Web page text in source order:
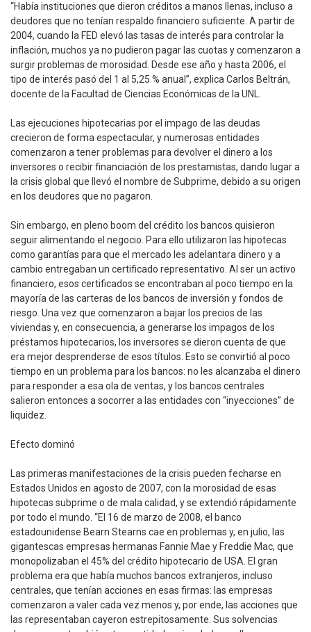
“Había instituciones que dieron créditos a manos llenas, incluso a
deudores que no tenían respaldo financiero suficiente. A partir de
2004, cuando la FED elevó las tasas de interés para controlar la
inflación, muchos ya no pudieron pagar las cuotas y comenzaron a
surgir problemas de morosidad. Desde ese año y hasta 2006, el
tipo de interés pasó del 1 al 5,25 % anual”, explica Carlos Beltrán,
docente de la Facultad de Ciencias Económicas de la UNL.
Las ejecuciones hipotecarias por el impago de las deudas
crecieron de forma espectacular, y numerosas entidades
comenzaron a tener problemas para devolver el dinero a los
inversores o recibir financiación de los prestamistas, dando lugar a
la crisis global que llevó el nombre de Subprime, debido a su origen
en los deudores que no pagaron.
Sin embargo, en pleno boom del crédito los bancos quisieron
seguir alimentando el negocio. Para ello utilizaron las hipotecas
como garantías para que el mercado les adelantara dinero y a
cambio entregaban un certificado representativo. Al ser un activo
financiero, esos certificados se encontraban al poco tiempo en la
mayoría de las carteras de los bancos de inversión y fondos de
riesgo. Una vez que comenzaron a bajar los precios de las
viviendas y, en consecuencia, a generarse los impagos de los
préstamos hipotecarios, los inversores se dieron cuenta de que
era mejor desprenderse de esos títulos. Esto se convirtió al poco
tiempo en un problema para los bancos: no les alcanzaba el dinero
para responder a esa ola de ventas, y los bancos centrales
salieron entonces a socorrer a las entidades con “inyecciones” de
liquidez.
Efecto dominó
Las primeras manifestaciones de la crisis pueden fecharse en
Estados Unidos en agosto de 2007, con la morosidad de esas
hipotecas subprime o de mala calidad, y se extendió rápidamente
por todo el mundo. “El 16 de marzo de 2008, el banco
estadounidense Bearn Stearns cae en problemas y, en julio, las
gigantescas empresas hermanas Fannie Mae y Freddie Mac, que
monopolizaban el 45% del crédito hipotecario de USA. El gran
problema era que había muchos bancos extranjeros, incluso
centrales, que tenían acciones en esas firmas: las empresas
comenzaron a valer cada vez menos y, por ende, las acciones que
las representaban cayeron estrepitosamente. Sus solvencias